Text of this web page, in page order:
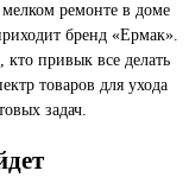
мелком ремонте в доме
бренд «Ермак».
привык все делать
товаров для ухода
задач.